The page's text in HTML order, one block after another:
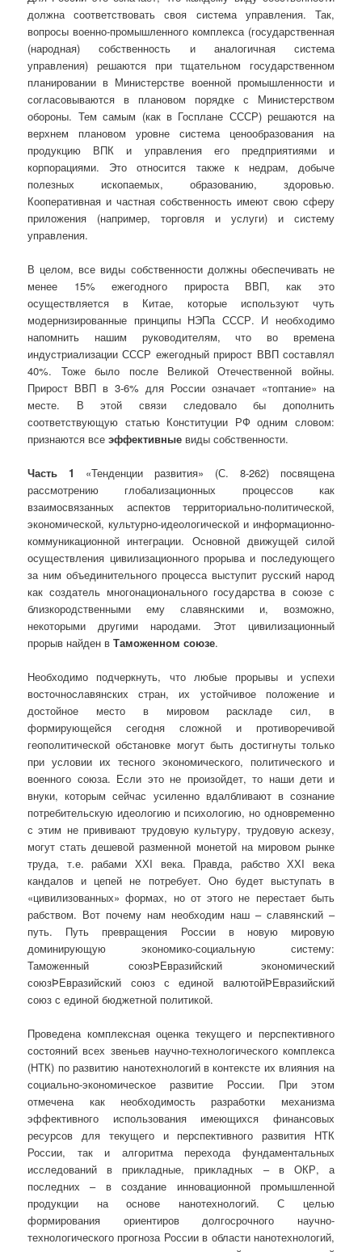
должна соответствовать своя система управления. Так,
вопросы военно-промышленного комплекса (государственная
(народная) собственность и аналогичная система
управления) решаются при тщательном государственном
планировании в Министерстве военной промышленности и
согласовываются в плановом порядке с Министерством
обороны. Тем самым (как в Госплане СССР) решаются на
верхнем плановом уровне система ценообразования на
продукцию ВПК и управления его предприятиями и
корпорациями. Это относится также к недрам, добыче
полезных ископаемых, образованию, здоровью.
Кооперативная и частная собственность имеют свою сферу
приложения (например, торговля и услуги) и систему
управления.
В целом, все виды собственности должны обеспечивать не
менее 15% ежегодного прироста ВВП, как это
осуществляется в Китае, которые используют чуть
модернизированные принципы НЭПа СССР. И необходимо
напомнить нашим руководителям, что во времена
индустриализации СССР ежегодный прирост ВВП составлял
40%. Тоже было после Великой Отечественной войны.
Прирост ВВП в 3-6% для России означает «топтание» на
месте. В этой связи следовало бы дополнить
соответствующую статью Конституции РФ одним словом:
признаются всеэффективные виды собственности.
Часть 1
«Тенденции развития» (С. 8-262) посвящена
рассмотрению глобализационных процессов как
взаимосвязанных аспектов территориально-политической,
экономической, культурно-идеологической и информационно-
коммуникационной интеграции. Основной движущей силой
осуществления цивилизационного прорыва и последующего
за ним объединительного процесса выступит русский народ
как создатель многонационального государства в союзе с
близкородственными ему славянскими и, возможно,
некоторыми другими народами. Этот цивилизационный
прорыв найден вТаможенном союзе.
Необходимо подчеркнуть, что любые прорывы и успехи
восточнославянских стран, их устойчивое положение и
достойное место в мировом раскладе сил, в
формирующейся сегодня сложной и противоречивой
геополитической обстановке могут быть достигнуты только
при условии их тесного экономического, политического и
военного союза. Если это не произойдет, то наши дети и
внуки, которым сейчас усиленно вдалбливают в сознание
потребительскую идеологию и психологию, но одновременно
с этим не прививают трудовую культуру, трудовую аскезу,
могут стать дешевой разменной монетой на мировом рынке
труда, т.е. рабами ХХI века. Правда, рабство ХХI века
кандалов и цепей не потребует. Оно будет выступать в
«цивилизованных» формах, но от этого не перестает быть
рабством. Вот почему нам необходим наш – славянский –
путь. Путь
превращения России в новую мировую
доминирующую экономико-социальную систему:
Таможенный союзÞЕвразийский экономический
союзÞЕвразийский союз с единой валютойÞЕвразийский
союз с единой бюджетной политикой.
Проведена комплексная оценка текущего и перспективного
состояний всех звеньев научно-технологического комплекса
(НТК) по развитию нанотехнологий в контексте их влияния на
социально-экономическое развитие России. При этом
отмечена как необходимость разработки механизма
эффективного использования имеющихся финансовых
ресурсов для текущего и перспективного развития НТК
России, так и алгоритма перехода фундаментальных
исследований в прикладные, прикладных – в ОКР, а
последних – в создание инновационной промышленной
продукции на основе нанотехнологий. С целью
формирования ориентиров долгосрочного научно-
технологического прогноза России в области нанотехнологий,